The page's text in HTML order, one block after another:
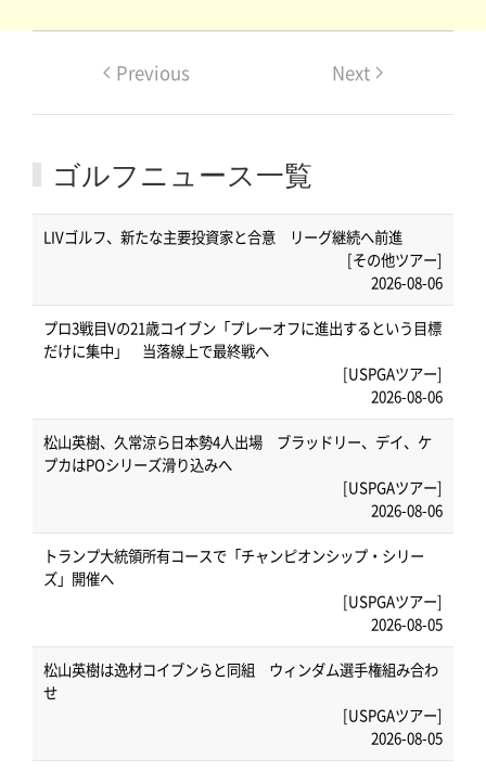
Previous Next
ゴルフニュース一覧
LIVゴルフ、新たな主要投資家と合意 リーグ継続へ前進
[その他ツアー]
2026-08-06
プロ3戦目Vの21歳コイブン「プレーオフに進出するという目標
だけに集中」 当落線上で最終戦へ
[USPGAツアー]
2026-08-06
松山英樹、久常涼ら日本勢4人出場 ブラッドリー、デイ、ケ
プカはPOシリーズ滑り込みへ
[USPGAツアー]
2026-08-06
トランプ大統領所有コースで「チャンピオンシップ・シリー
ズ」開催へ
[USPGAツアー]
2026-08-05
松山英樹は逸材コイブンらと同組 ウィンダム選手権組み合わ
せ
[USPGAツアー]
2026-08-05